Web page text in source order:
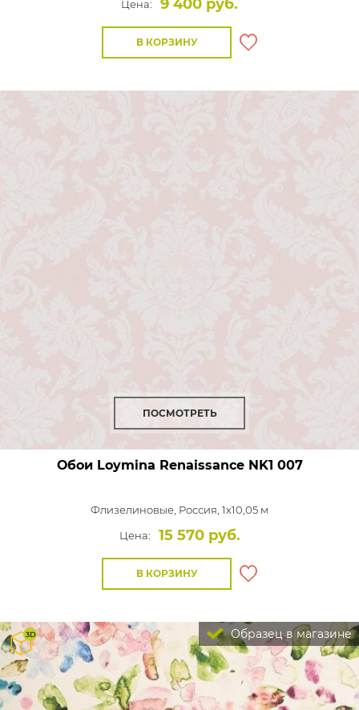
Цена:
9 400 руб.
В КОРЗИНУ
ПОСМОТРЕТЬ
Обои Loymina RenaissanceNK1 007
Флизелиновые, Россия, 1x10,05 м
Цена:
15 570 руб.
В КОРЗИНУ
Образец в магазине